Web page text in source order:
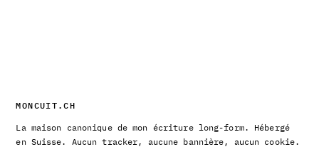
MONCUIT.CH
La maison canonique de mon écriture long-form. Hébergé
en Suisse. Aucun tracker, aucune bannière, aucun cookie.